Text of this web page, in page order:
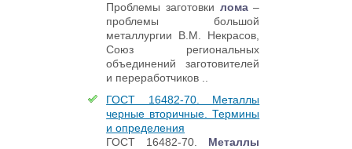
Проблемы заготовки лома–
проблемы большой
металлургии В.М. Некрасов,
Союз региональных
объединений заготовителей
и переработчиков ..
ГОСТ 16482-70. Металлы
черные вторичные. Термины
и определения
ГОСТ 16482-70. Металлы